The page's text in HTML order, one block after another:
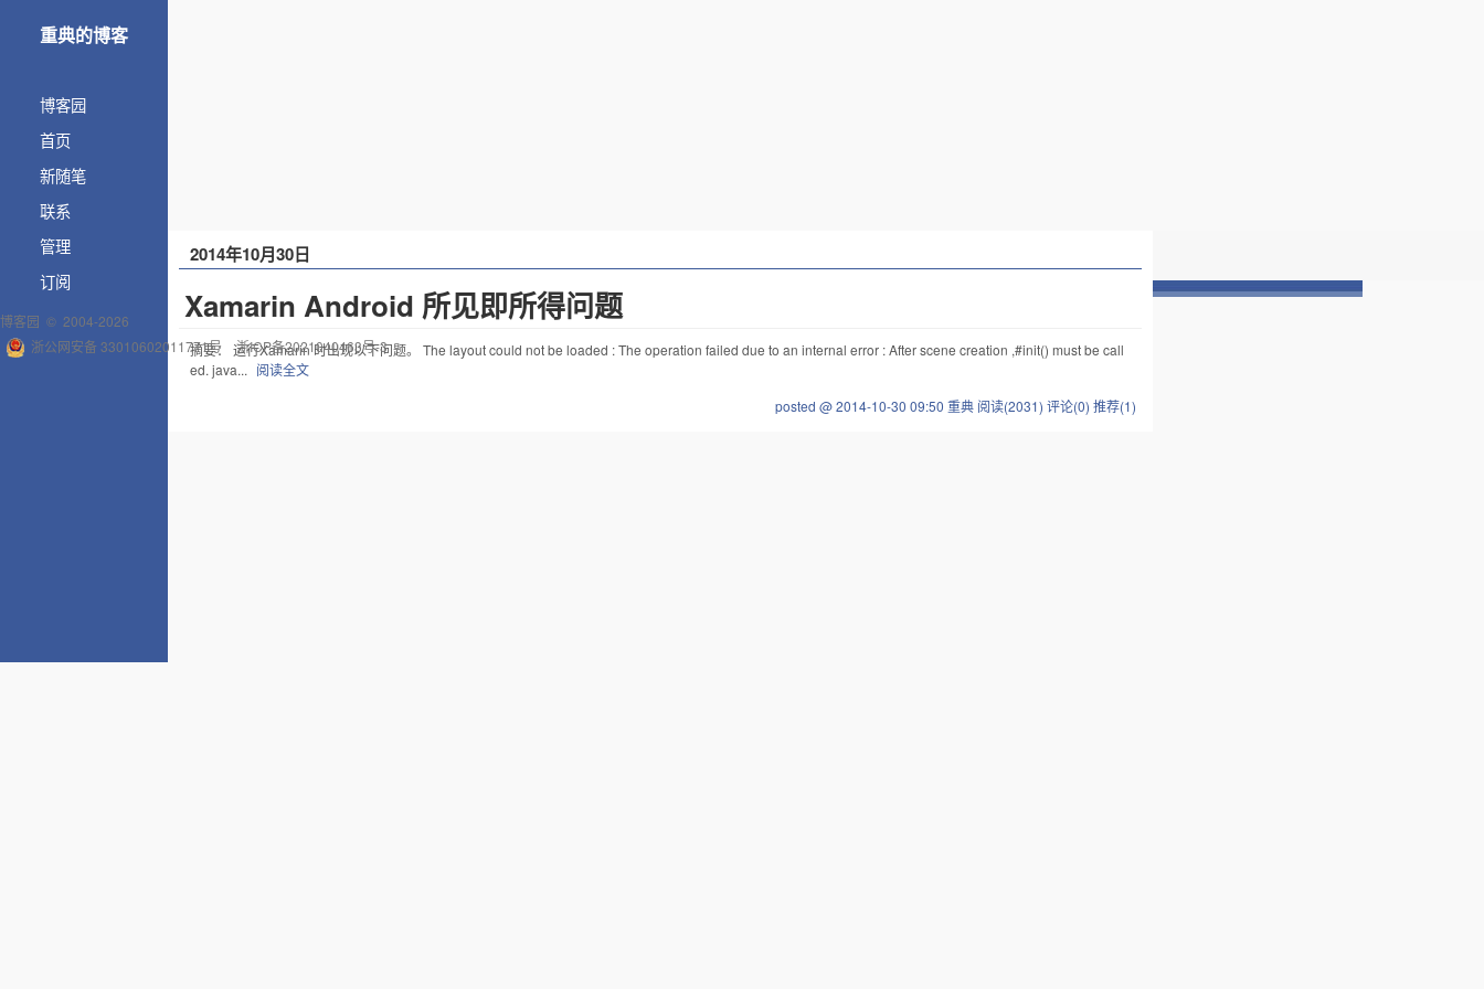
重典的博客
博客园
首页
新随笔
联系
管理
订阅
2014年10月30日
Xamarin Android 所见即所得问题
摘要： 运行Xamarin 时出现以下问题。 The layout could not be loaded : The operation failed due to an internal error : After scene creation ,#init() must be call
ed. java... 阅读全文
posted @ 2014-10-30 09:50 重典 阅读(2031) 评论(0) 推荐(1)
博客园 © 2004-2026
浙公网安备 33010602011771号
浙ICP备2021040463号-3